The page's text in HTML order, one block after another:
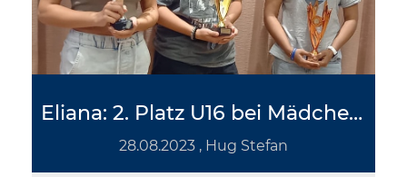
Eliana: 2. Platz U16 bei Mädchenschnellschachmeisterschaft
28.08.2023 , Hug Stefan